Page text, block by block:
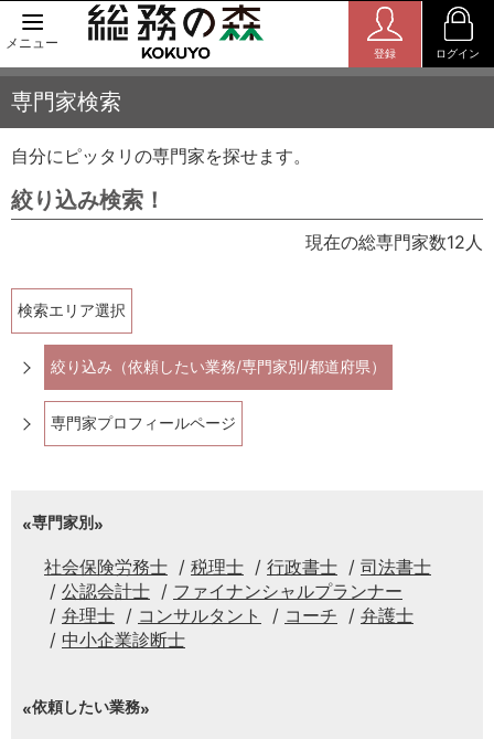
メニュー
登録 ログイン
専門家検索
自分にピッタリの専門家を探せます。
絞り込み検索！
現在の総専門家数12人
検索エリア選択
絞り込み（依頼したい業務/専門家別/都道府県）
専門家プロフィールページ
専門家別
社会保険労務士 税理士 行政書士
司法書士
公認会計士
ファイナンシャルプランナー
弁理士
コンサルタント コーチ
弁護士
中小企業診断士
依頼したい業務